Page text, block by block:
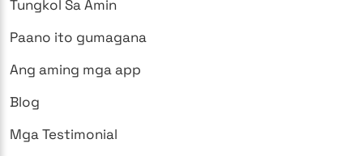
Tungkol Sa Amin
Paano ito gumagana
Ang aming mga app
Blog
Mga Testimonial